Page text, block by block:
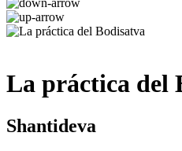
La práctica del
Shantideva